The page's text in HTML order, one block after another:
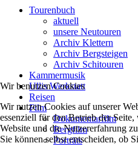
Tourenbuch
aktuell
unsere Neutouren
Archiv Klettern
Archiv Bergsteigen
Archiv Schitouren
Kammermusik
Ullis Werkstatt
Reisen
Film
Dokumentarfilm
Bergfilm
Porträts
Wir benutzen Cookies
Wir nutzen Cookies auf unserer
essenziell für den Betrieb der
Website und die Nutzererfahrung
Sie können selbst entscheiden, ob